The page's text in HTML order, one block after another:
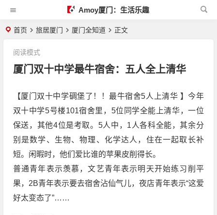
Amoy厦门：生活乐趣
首页 旅居厦门 厦门全知道 正文
厦门双十中学最牛宿舍：五人全上清华
阅读模式
【厦门双十中学碉堡了！！最牛宿舍5人上清华 】今年
双十中学5号楼101宿舍里，5位同学全能上清华，一位
保送，其他4位是考取。5人中，1人各科全能，其余分
别是数学、生物、物理、化学达人，住在一起取长补
短。闲暇时，他们爱比谁的苹果皮削得长。
普通青年表示羡慕，文艺青年表示明天开始练习削平
果，2B青年表示要去宿舍沾仙气儿，夜店青年表示“这爱
好太变态了”……